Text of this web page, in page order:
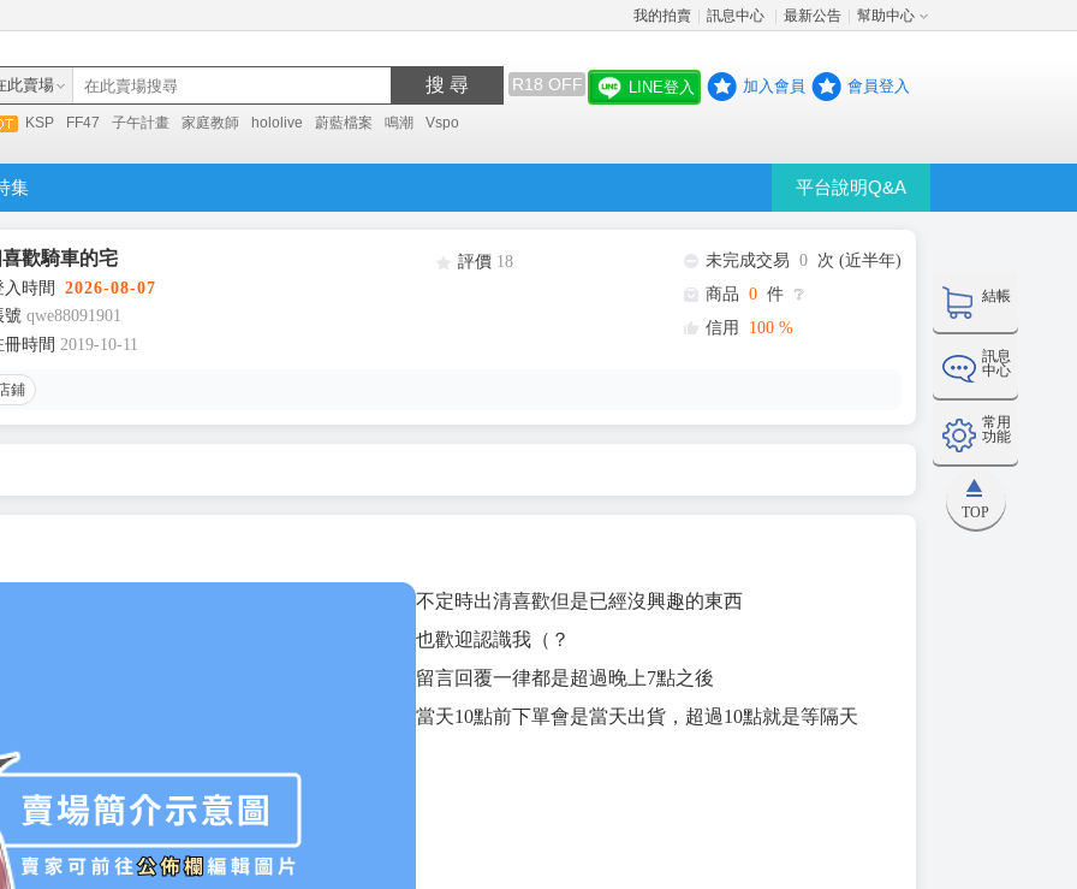
我的拍賣 訊息中心 最新公告 幫助中心
此賣場 搜 尋 R18 OFF
KSP FF47 子午計畫 家庭教師 hololive 蔚藍檔案 鳴潮 Vspo
LINE登入 加入會員 會員登入
集 平台說明Q&A
結帳
訊息
中心
常用
功能
TOP
歡騎車的宅
時間
2026-08-07
號 qwe88091901
時間 2019-10-11
評價 18 未完成交易 0 次 (近半年)
商品 0 件 ❔
信用
100 %
鋪
不定時出清喜歡但是已經沒興趣的東西
也歡迎認識我（？
留言回覆一律都是超過晚上7點之後
當天10點前下單會是當天出貨，超過10點就是等隔天